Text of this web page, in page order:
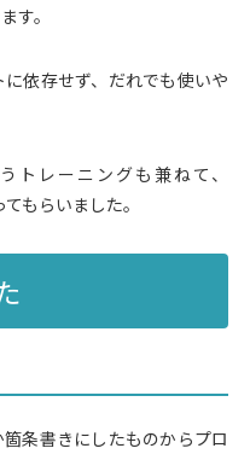
す。
依存せず、だれでも使いや
トレーニングも兼ねて、
もらいました。
条書きにしたものからプロ